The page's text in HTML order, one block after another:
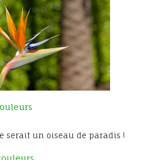
serait un oiseau de paradis !